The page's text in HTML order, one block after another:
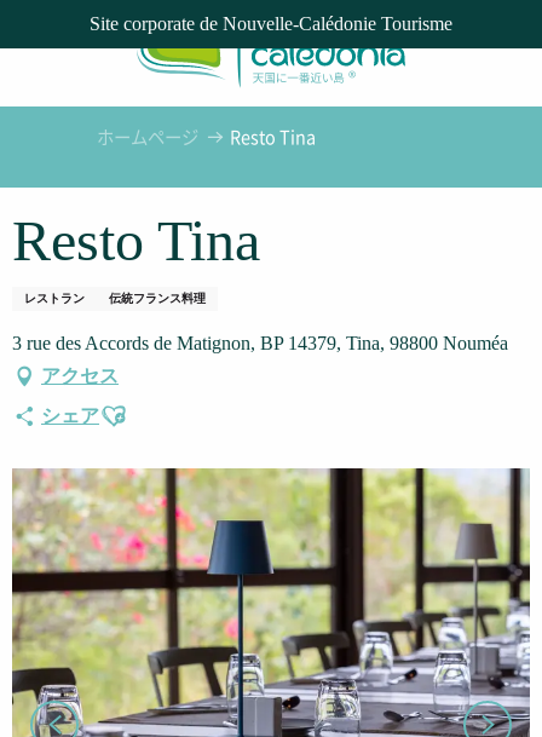
Site corporate de Nouvelle-Calédonie Tourisme
ホームページ Resto Tina
Resto Tina
レストラン 伝統フランス料理
3 rue des Accords de Matignon, BP 14379, Tina, 98800 Nouméa
アクセス
シェアAjouter aux favoris